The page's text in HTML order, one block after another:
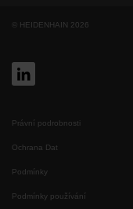
© HEIDENHAIN 2026
Právní podrobnosti
Ochrana Dat
Podmínky
Podmínky používání